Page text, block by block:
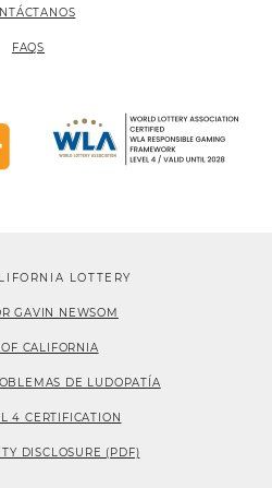
FAQS
LOTTERY
GAVIN NEWSOM
CALIFORNIA
DE LUDOPATÍA
4 CERTIFICATION
DISCLOSURE (PDF)